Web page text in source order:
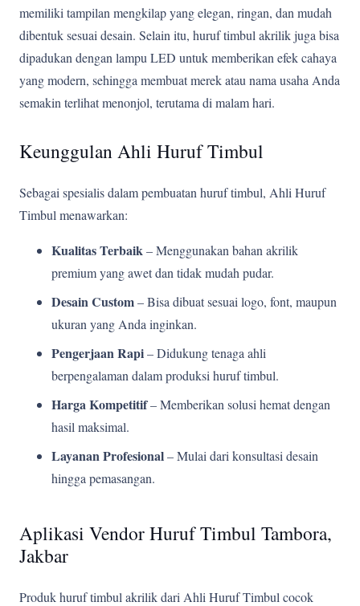
memiliki tampilan mengkilap yang elegan, ringan, dan mudah
dibentuk sesuai desain. Selain itu, huruf timbul akrilik juga bisa
dipadukan dengan lampu LED untuk memberikan efek cahaya
yang modern, sehingga membuat merek atau nama usaha Anda
semakin terlihat menonjol, terutama di malam hari.
Keunggulan Ahli Huruf Timbul
Sebagai spesialis dalam pembuatan huruf timbul, Ahli Huruf
Timbul menawarkan:
Kualitas Terbaik– Menggunakan bahan akrilik
premium yang awet dan tidak mudah pudar.
Desain Custom– Bisa dibuat sesuai logo, font, maupun
ukuran yang Anda inginkan.
Pengerjaan Rapi– Didukung tenaga ahli
berpengalaman dalam produksi huruf timbul.
Harga Kompetitif– Memberikan solusi hemat dengan
hasil maksimal.
Layanan Profesional– Mulai dari konsultasi desain
hingga pemasangan.
Aplikasi Vendor Huruf Timbul Tambora,
Jakbar
Produk huruf timbul akrilik dari Ahli Huruf Timbul cocok